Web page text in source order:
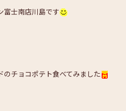
富士南店川島です
のチョコポテト食べてみました